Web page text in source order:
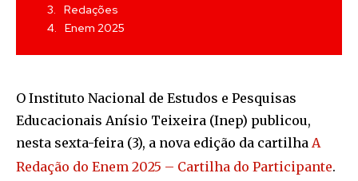
Redações
Enem 2025
O Instituto Nacional de Estudos e Pesquisas
Educacionais Anísio Teixeira (Inep) publicou,
nesta sexta-feira (3), a nova edição da cartilha A
Redação do Enem 2025 – Cartilha do Participante.